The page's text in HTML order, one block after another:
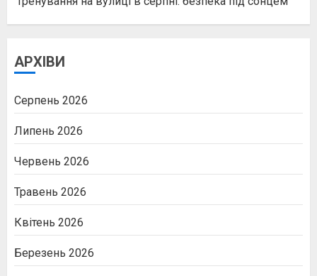
АРХІВИ
Серпень 2026
Липень 2026
Червень 2026
Травень 2026
Квітень 2026
Березень 2026